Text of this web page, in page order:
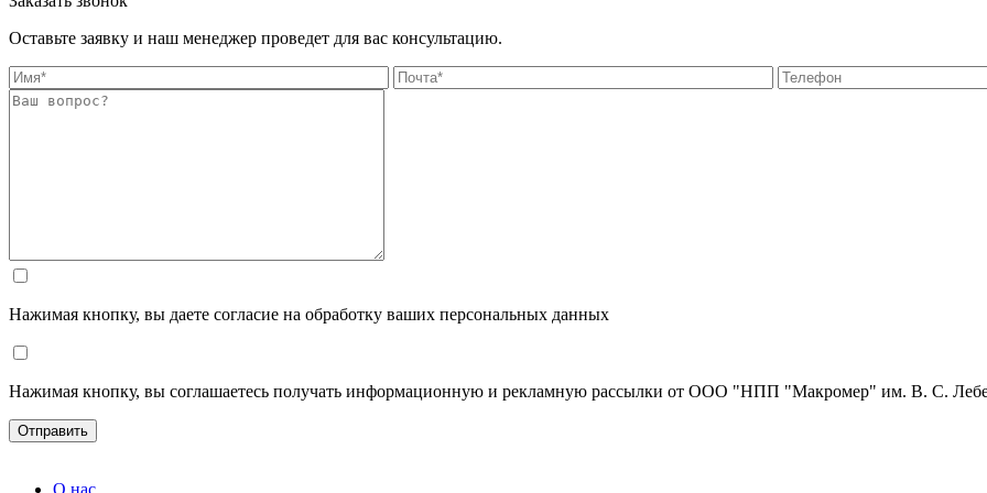
Оставьте заявку и наш менеджер проведет для вас консультацию.
Нажимая кнопку, вы даете согласие на обработку ваших персональных данных
Нажимая кнопку, вы соглашаетесь получать информационную и рекламную рассылки от ООО "НПП "Макромер" им. В. С.
О нас